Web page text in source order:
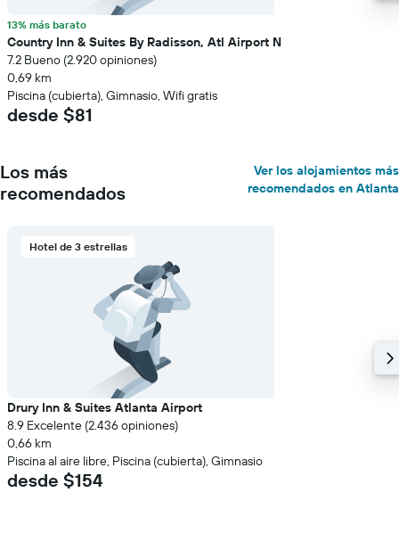
13% más barato
Country Inn & Suites By Radisson, Atl Airport N
7.2 Bueno (2.920 opiniones)
0,69 km
Piscina (cubierta), Gimnasio, Wifi gratis
desde $81
Los más
recomendados
Ver los alojamientos más
recomendados en Atlanta
Hotel de 3 estrellas
Drury Inn & Suites Atlanta Airport
8.9 Excelente (2.436 opiniones)
0,66 km
Piscina al aire libre, Piscina (cubierta), Gimnasio
desde $154